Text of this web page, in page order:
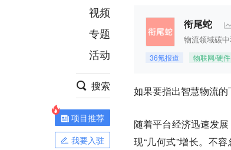
财经
项目推荐
安徽
视频
专题
活动
搜索
项目推荐
我要入驻
衔尾蛇
物流领域碳
36氪报道 物联网/硬件
如果要指出智慧物流的
随着平台经济迅速发
现“几何式”增长。不